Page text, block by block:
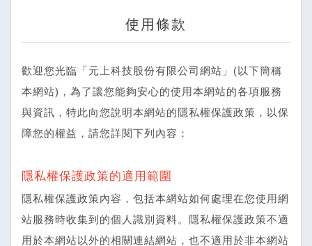
使用條款
歡迎您光臨「元上科技股份有限公司網站」(以下簡稱
本網站)，為了讓您能夠安心的使用本網站的各項服務
與資訊，特此向您說明本網站的隱私權保護政策，以保
障您的權益，請您詳閱下列內容：
隱私權保護政策的適用範圍
隱私權保護政策內容，包括本網站如何處理在您使用網
站服務時收集到的個人識別資料。隱私權保護政策不適
用於本網站以外的相關連結網站，也不適用於非本網站